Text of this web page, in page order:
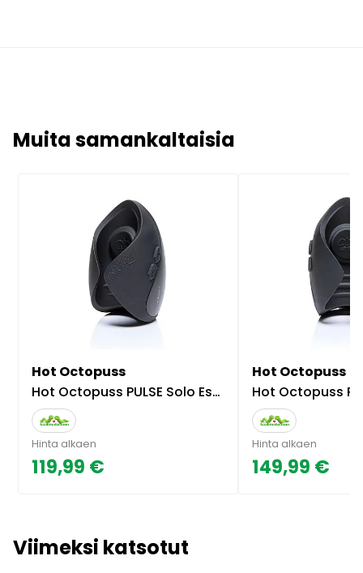
Muita samankaltaisia
Hot Octopuss
Hot Octopuss PULSE Solo Essential - Masturbaattori, laadukas, patentoitu, tehokas
Hinta alkaen
119,99 €
Hot Octopuss
Hot Octopuss PULSE Solo Lux - Masturbaattori, kaukosäätimellä, turbo-
Hinta alkaen
149,99 €
Viimeksi katsotut